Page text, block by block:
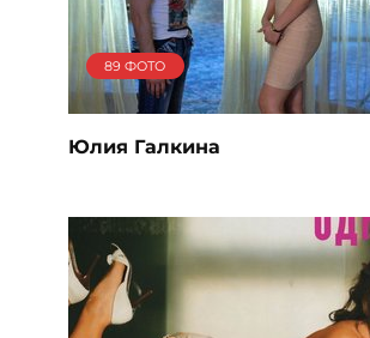
89 ФОТО
Юлия Галкина